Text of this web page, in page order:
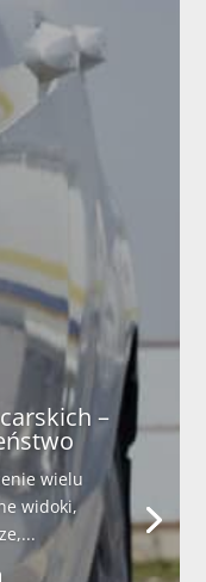
–
wielu
widoki,